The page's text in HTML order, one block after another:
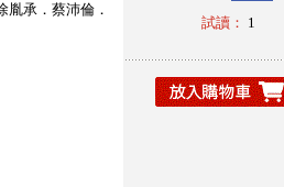
胤承．蔡沛倫．
試讀： 1